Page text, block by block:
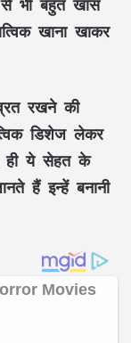
खाना खाकर
रखने की
डिशेज लेकर
ही ये सेहत के
हैं इन्हें बनानी